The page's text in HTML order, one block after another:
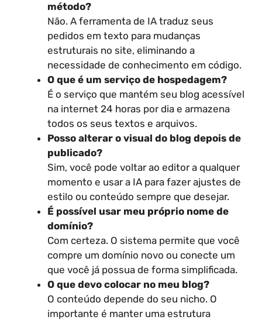
método?
Não. A ferramenta de IA traduz seus
pedidos em texto para mudanças
estruturais no site, eliminando a
necessidade de conhecimento em código.
O que é um serviço de hospedagem?
É o serviço que mantém seu blog acessível
na internet 24 horas por dia e armazena
todos os seus textos e arquivos.
Posso alterar o visual do blog depois de
publicado?
Sim, você pode voltar ao editor a qualquer
momento e usar a IA para fazer ajustes de
estilo ou conteúdo sempre que desejar.
É possível usar meu próprio nome de
domínio?
Com certeza. O sistema permite que você
compre um domínio novo ou conecte um
que você já possua de forma simplificada.
O que devo colocar no meu blog?
O conteúdo depende do seu nicho. O
importante é manter uma estrutura